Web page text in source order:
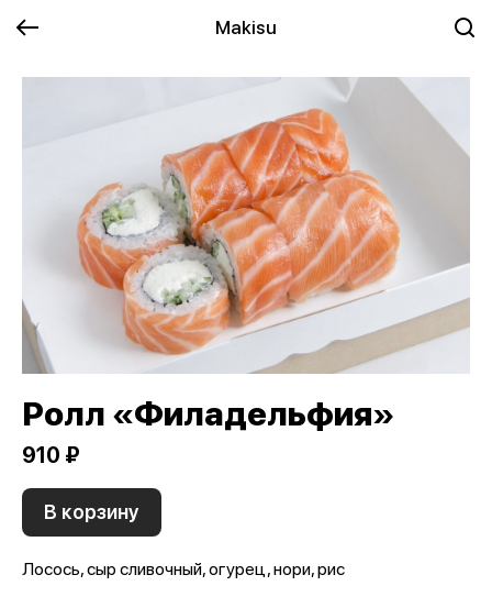
Makisu
Ролл «Филадельфия»
910 ₽
В корзину
Лосось, сыр сливочный, огурец, нори, рис